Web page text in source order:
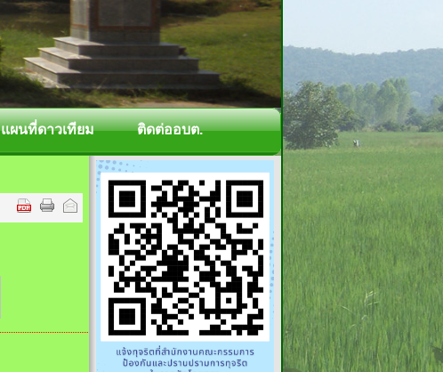
แผนที่ดาวเทียม ติดต่ออบต.